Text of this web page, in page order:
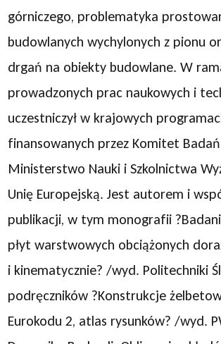
górniczego, problematyka
budowlanych wychylonych z pionu
drgań na obiekty budowlane. W
prowadzonych prac naukowych i
uczestniczył w krajowych
finansowanych przez Komitet
Ministerstwo Nauki i Szkolnictwa
Unię Europejską. Jest autorem i
publikacji, w tym monografii
płyt warstwowych obciążonych
i kinematycznie? /wyd. Politechniki
podręczników ?Konstrukcje
Eurokodu 2, atlas rysunków? /wyd.